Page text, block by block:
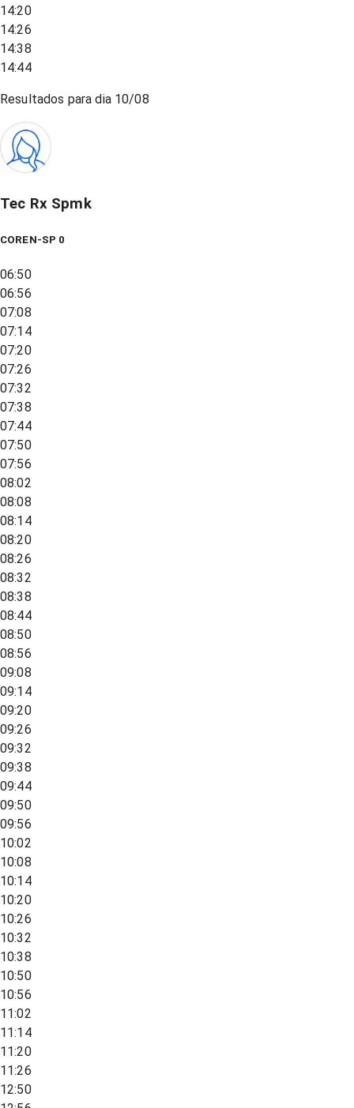
14:20
14:26
14:38
14:44
Resultados para dia 10/08
Tec Rx Spmk
COREN-SP 0
06:50
06:56
07:08
07:14
07:20
07:26
07:32
07:38
07:44
07:50
07:56
08:02
08:08
08:14
08:20
08:26
08:32
08:38
08:44
08:50
08:56
09:08
09:14
09:20
09:26
09:32
09:38
09:44
09:50
09:56
10:02
10:08
10:14
10:20
10:26
10:32
10:38
10:50
10:56
11:02
11:14
11:20
11:26
12:50